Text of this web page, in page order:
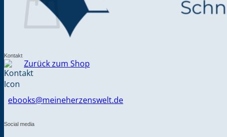
Zurück zum Shop
Kontakt
ebooks@meineherzenswelt.de
Social media